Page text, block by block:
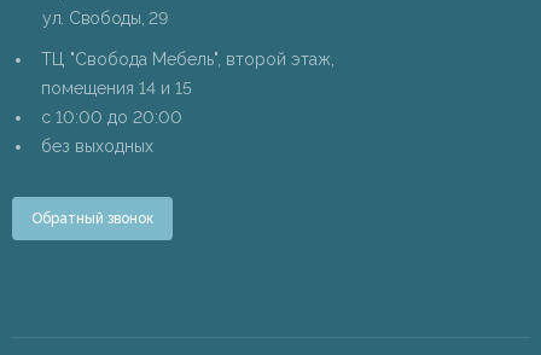
ул. Свободы, 29
ТЦ "Свобода Мебель", второй этаж,
помещения 14 и 15
c 10:00 до 20:00
без выходных
Обратный звонок